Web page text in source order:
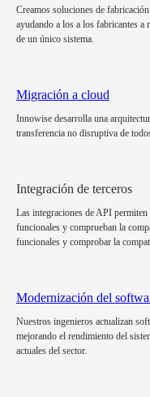
Creamos soluciones de
ayudando a los a los fabricantes
de un único sistema.
Migración a cloud
Innowise desarrolla una
transferencia no disruptiva de
Integración de terceros
Las integraciones de API
funcionales y comprueban la
funcionales y comprobar la
Modernización del
Nuestros ingenieros actualizan
mejorando el rendimiento del
actuales del sector.